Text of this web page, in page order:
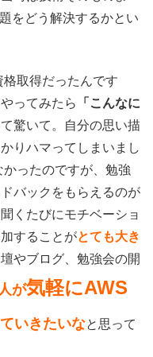
をどう解決するかとい
取得だったんです
ってみたら
「こんなに
驚いて。自分の思い描
りハマってしまいまし
ったのですが、勉強
バックをもらえるのが
くたびにモチベーショ
することがとても大き
やブログ、勉強会の開
が気軽にAWS
いきたいなと思って